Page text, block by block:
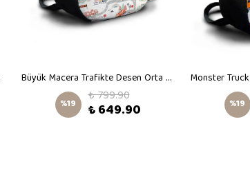
Büyük Macera Trafikte Desen Orta Boy Kreş Çantası
%19 ₺ 799.90
₺ 649.90 %19